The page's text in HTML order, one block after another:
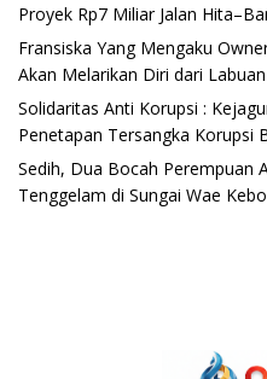
Proyek Rp7 Miliar Jalan
Fransiska Yang Mengaku
Akan Melarikan Diri dari
Solidaritas Anti Korupsi :
Penetapan Tersangka Korupsi
Sedih, Dua Bocah Perempuan
Tenggelam di Sungai Wae